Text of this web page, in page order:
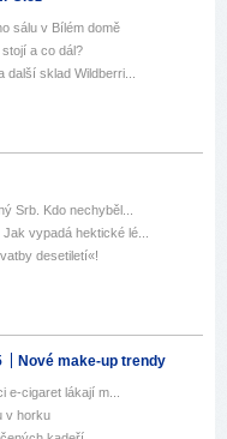
sálu v Bílém domě
a co dál?
sklad Wildberri...
Srb. Kdo nechyběl...
vypadá hektické lé...
desetiletí«!
Nové make-up trendy
cigaret lákají m...
v horku